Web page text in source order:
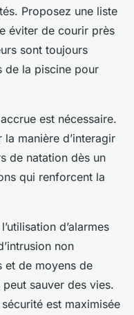
Proposez une liste
éviter de courir près
sont toujours
de la piscine pour
est nécessaire.
manière d’interagir
de natation dès un
qui renforcent la
d’alarmes
non
et de moyens de
sauver des vies.
est maximisée